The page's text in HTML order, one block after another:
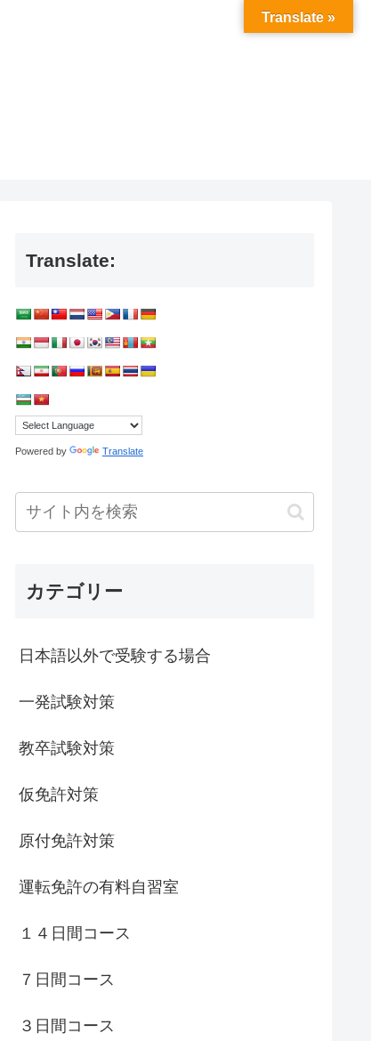
Translate:
Powered by Translate
カテゴリー
日本語以外で受験する場合
一発試験対策
教卒試験対策
仮免許対策
原付免許対策
運転免許の有料自習室
１４日間コース
７日間コース
３日間コース
Translate »